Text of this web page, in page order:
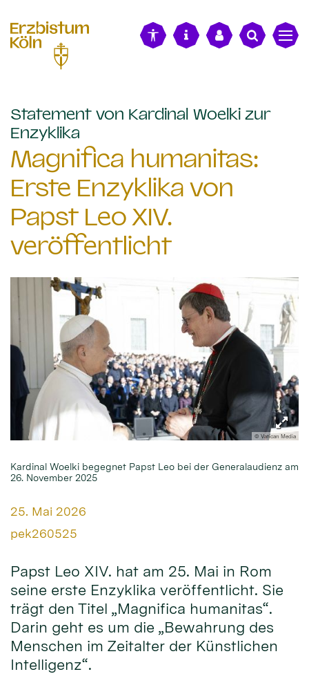
Statement von Kardinal Woelki zur
Enzyklika
Magnifica humanitas:
Erste Enzyklika von
Papst Leo XIV.
veröffentlicht
© Vatican Media
Kardinal Woelki begegnet Papst Leo bei der Generalaudienz am
26. November 2025
Datum:
25. Mai 2026
Von:
pek260525
Papst Leo XIV. hat am 25. Mai in Rom
seine erste Enzyklika veröffentlicht. Sie
trägt den Titel „Magnifica humanitas“.
Darin geht es um die „Bewahrung des
Menschen im Zeitalter der Künstlichen
Intelligenz“.